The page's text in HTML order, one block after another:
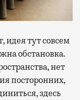
идея тут совсем
обстановка.
нет
посторонних,
здесь